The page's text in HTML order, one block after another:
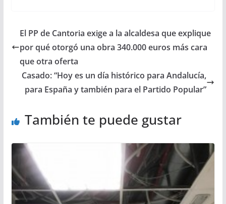
El PP de Cantoria exige a la alcaldesa que explique
por qué otorgó una obra 340.000 euros más cara
que otra oferta
Casado: “Hoy es un día histórico para Andalucía,
para España y también para el Partido Popular”
También te puede gustar